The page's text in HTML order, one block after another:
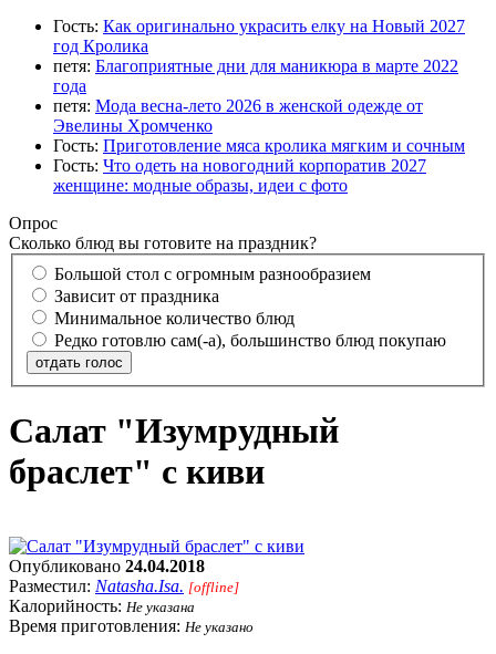
Гость: Как оригинально украсить елку на Новый 2027
год Кролика
петя: Благоприятные дни для маникюра в марте 2022
года
петя: Мода весна-лето 2026 в женской одежде от
Эвелины Хромченко
Гость: Приготовление мяса кролика мягким и сочным
Гость: Что одеть на новогодний корпоратив 2027
женщине: модные образы, идеи с фото
Опрос
Сколько блюд вы готовите на праздник?
Большой стол с огромным разнообразием
Зависит от праздника
Минимальное количество блюд
Редко готовлю сам(-а), большинство блюд покупаю
отдать голос
Салат "Изумрудный
браслет" с киви
Опубликовано 24.04.2018
Разместил: Natasha.Isa. [offline]
Калорийность: Не указана
Время приготовления: Не указано